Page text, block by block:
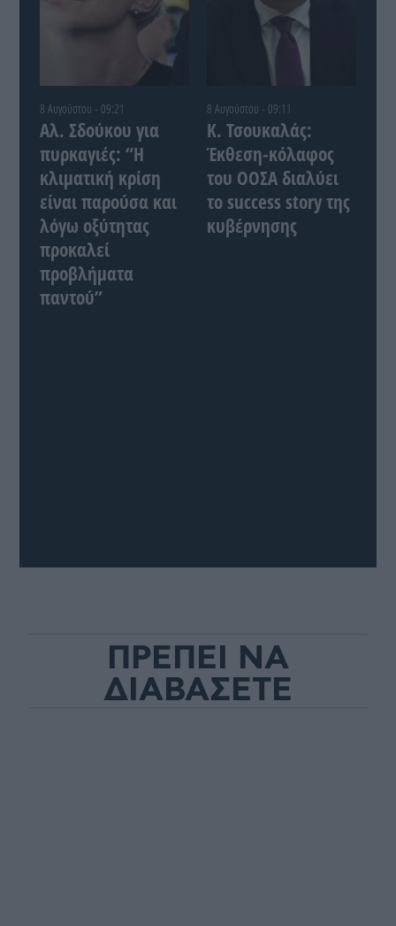
8 Αυγούστου - 09:21
Αλ. Σδούκου για
πυρκαγιές: “Η
κλιματική κρίση
είναι παρούσα και
λόγω οξύτητας
προκαλεί
προβλήματα
παντού”
8 Αυγούστου - 09:11
Κ. Τσουκαλάς:
Έκθεση-κόλαφος
του ΟΟΣΑ διαλύει
το success story της
κυβέρνησης
ΠΡΕΠΕΙ ΝΑ
ΔΙΑΒΑΣΕΤΕ